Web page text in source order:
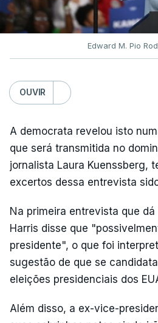
Edward M. Pio
OUVIR
A democrata revelou isto
que será transmitida no
jornalista Laura Kuenssberg,
excertos dessa entrevista
Na primeira entrevista que dá
Harris disse que
presidente", o que foi
sugestão de que se
eleições presidenciais dos
Além disso, a ex-vice-